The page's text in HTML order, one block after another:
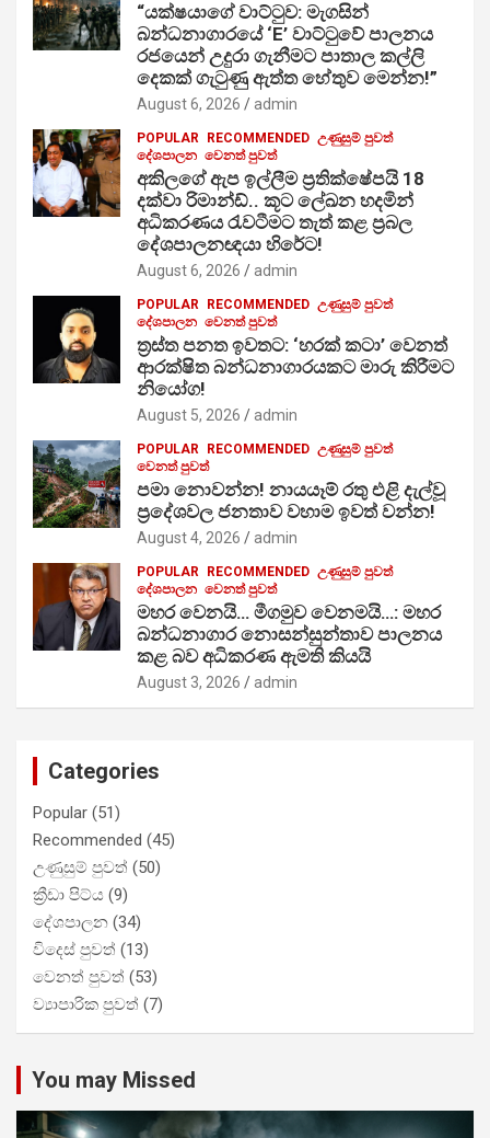
“යක්ෂයාගේ වාට්ටුව: මැගසින්
බන්ධනාගාරයේ ‘E’ වාට්ටුවේ පාලනය
රජයෙන් උදුරා ගැනීමට පාතාල කල්ලි
දෙකක් ගැටුණු ඇත්ත හේතුව මෙන්න!”
August 6, 2026 admin
POPULAR RECOMMENDED උණුසුම් පුවත්
දේශපාලන වෙනත් පුවත්
අකිලගේ ඇප ඉල්ලීම ප්‍රතික්ෂේපයි 18
දක්වා රිමාන්ඩ්.. කූට ලේඛන හදමින්
අධිකරණය රැවටීමට තැත් කළ ප්‍රබල
දේශපාලනඥයා හිරේට!
August 6, 2026 admin
POPULAR RECOMMENDED උණුසුම් පුවත්
දේශපාලන වෙනත් පුවත්
ත්‍රස්ත පනත ඉවතට: ‘හරක් කටා’ වෙනත්
ආරක්ෂිත බන්ධනාගාරයකට මාරු කිරීමට
නියෝග!
August 5, 2026 admin
POPULAR RECOMMENDED උණුසුම් පුවත්
වෙනත් පුවත්
පමා නොවන්න! නායයෑම් රතු එළි දැල්වූ
ප්‍රදේශවල ජනතාව වහාම ඉවත් වන්න!
August 4, 2026 admin
POPULAR RECOMMENDED උණුසුම් පුවත්
දේශපාලන වෙනත් පුවත්
මහර වෙනයි… මීගමුව වෙනමයි…: මහර
බන්ධනාගාර නොසන්සුන්තාව පාලනය
කළ බව අධිකරණ ඇමති කියයි
August 3, 2026 admin
Categories
Popular (51)
Recommended (45)
උණුසුම් පුවත් (50)
ක්‍රීඩා පිට්ය (9)
දේශපාලන (34)
විදෙස් පුවත් (13)
වෙනත් පුවත් (53)
ව්‍යාපාරික පුවත් (7)
You may Missed